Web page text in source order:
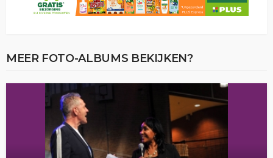
MEER FOTO-ALBUMS BEKIJKEN?